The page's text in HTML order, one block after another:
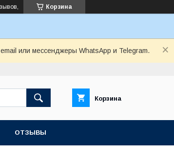
Корзина
или мессенджеры WhatsApp и Telegram.
Корзина
ОТЗЫВЫ